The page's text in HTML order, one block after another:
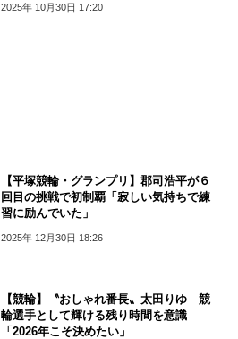
2025年 10月30日 17:20
【平塚競輪・グランプリ】郡司浩平が６
回目の挑戦で初制覇「寂しい気持ちで練
習に励んでいた」
2025年 12月30日 18:26
【競輪】〝おしゃれ番長〟太田りゆ 競
輪選手として輝ける残り時間を意識
「2026年こそ決めたい」